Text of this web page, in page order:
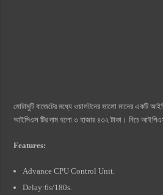
মোটামুটি বাজেটের মধ্যে ওয়ালটনের ভালো মানের একটি
আইপিএস টির দাম হলো ৩ হাজার ৪৩২ টাকা। নিচে আইপিএস
Features:
Advance CPU Control Unit.
Delay:6s/180s.